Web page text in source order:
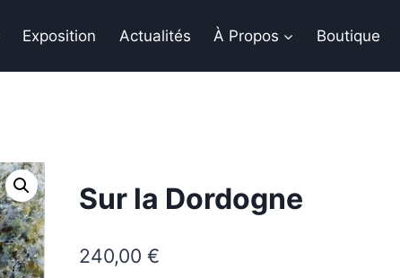
Exposition Actualités À Propos Boutique
Sur la Dordogne
240,00 €